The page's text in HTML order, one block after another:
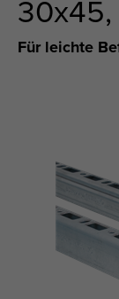
Für leichte